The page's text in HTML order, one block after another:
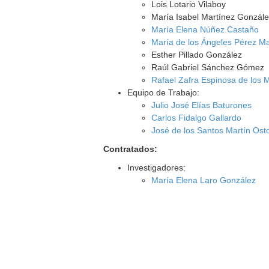
Lois Lotario Vilaboy
María Isabel Martínez
María Elena Núñez Castaño
María de los Ángeles Pérez
Esther Pillado González
Raúl Gabriel Sánchez Gómez
Rafael Zafra Espinosa de los
Equipo de Trabajo:
Julio José Elías Baturones
Carlos Fidalgo Gallardo
José de los Santos Martín
Contratados:
Investigadores:
María Elena Laro González